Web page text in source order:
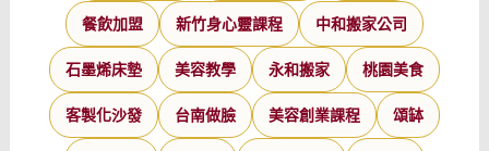
餐飲加盟 新竹身心靈課程 中和搬家公司
石墨烯床墊 美容教學 永和搬家 桃園美食
客製化沙發 台南做臉 美容創業課程 頌缽